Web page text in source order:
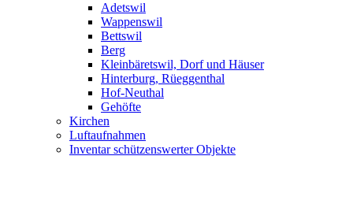
Adetswil
Wappenswil
Bettswil
Berg
Kleinbäretswil, Dorf und Häuser
Hinterburg, Rüeggenthal
Hof-Neuthal
Gehöfte
Kirchen
Luftaufnahmen
Inventar schützenswerter Objekte